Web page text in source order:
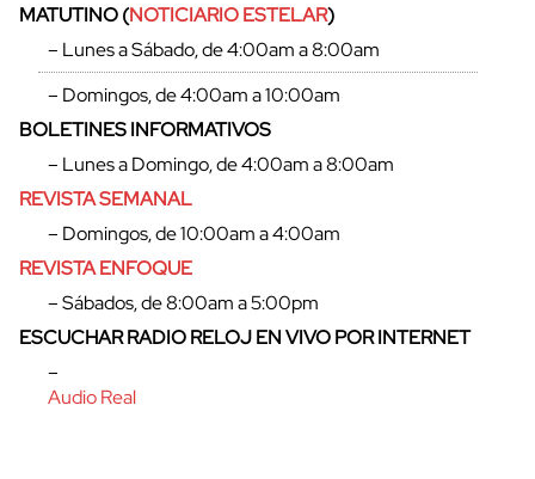
MATUTINO (NOTICIARIO ESTELAR)
– Lunes a Sábado, de 4:00am a 8:00am
– Domingos, de 4:00am a 10:00am
BOLETINES INFORMATIVOS
– Lunes a Domingo, de 4:00am a 8:00am
REVISTA SEMANAL
– Domingos, de 10:00am a 4:00am
REVISTA ENFOQUE
– Sábados, de 8:00am a 5:00pm
ESCUCHAR RADIO RELOJ EN VIVO POR INTERNET
–
Audio Real